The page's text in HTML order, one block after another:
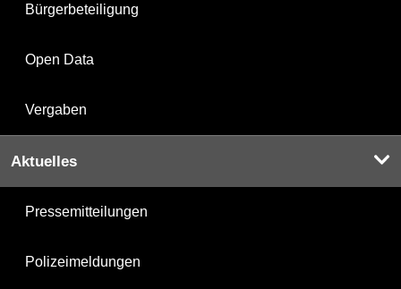
Bürgerbeteiligung
Open Data
Vergaben
Aktuelles
Pressemitteilungen
Polizeimeldungen